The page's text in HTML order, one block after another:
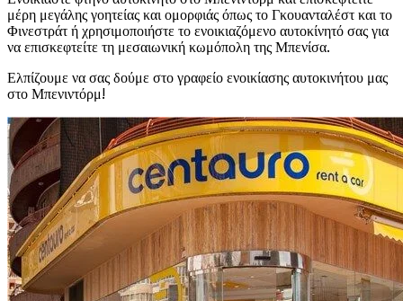
μέρη μεγάλης γοητείας και ομορφιάς όπως το Γκουανταλέστ και το
Φινεστράτ ή χρησιμοποιήστε το ενοικιαζόμενο αυτοκίνητό σας για
να επισκεφτείτε τη μεσαιωνική κωμόπολη της Μπενίσα.
Ελπίζουμε να σας δούμε στο γραφείο ενοικίασης αυτοκινήτου μας
στο Μπενιντόρμ!